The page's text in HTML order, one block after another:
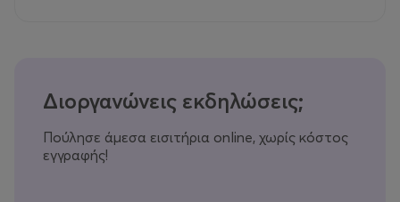
Διοργανώνεις εκδηλώσεις;
Πούλησε άμεσα εισιτήρια online, χωρίς κόστος
εγγραφής!